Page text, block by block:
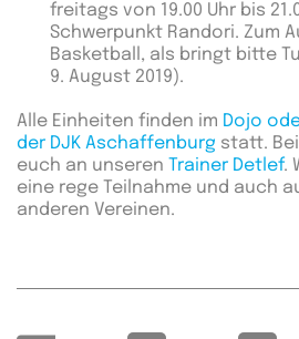
freitags von 19.00 Uhr bis
Schwerpunkt Randori. Zum
Basketball, als bringt bitte
9. August 2019).
Alle Einheiten finden im Dojo
der DJK Aschaffenburg statt.
euch an unseren Trainer Detlef.
eine rege Teilnahme und auch
anderen Vereinen.